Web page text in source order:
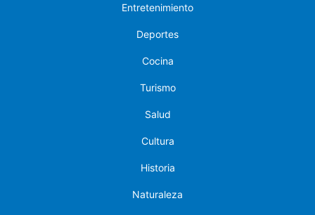
Entretenimiento
Deportes
Cocina
Turismo
Salud
Cultura
Historia
Naturaleza